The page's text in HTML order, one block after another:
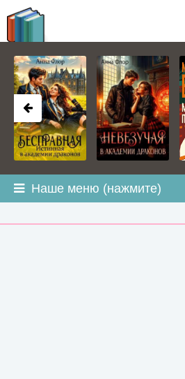
Наше меню (нажмите)
BOOKPLANETA.COM